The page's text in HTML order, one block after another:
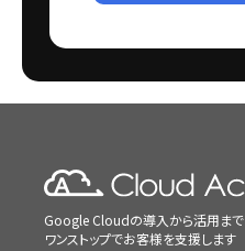
Google Cloudの導入から活用まで
ワンストップでお客様を支援します